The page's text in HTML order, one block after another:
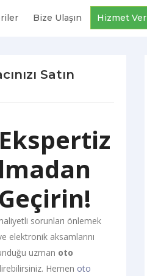
Bize Ulaşın Hizmet Ver
Satın
sorunları önlemek
elektronik aksamlarını
uzman oto
Hemen oto